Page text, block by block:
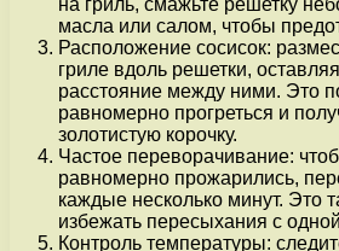
на гриль, смажьте решетку
масла или салом, чтобы
Расположение сосисок:
гриле вдоль решетки,
расстояние между ними. Это
равномерно прогреться и
золотистую корочку.
Частое переворачивание:
равномерно прожарились,
каждые несколько минут. Это
избежать пересыхания с
Контроль температуры: